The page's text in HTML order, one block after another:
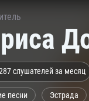
слушателей за месяц
песни Эстрада